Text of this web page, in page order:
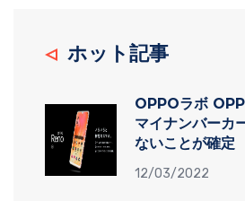
ホット記事
OPPOラボ
マイナンバーカ
ないことが確定
12/03/2022